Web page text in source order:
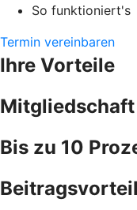
So funktioniert's
Termin vereinbaren
Ihre Vorteile
Bis zu 10